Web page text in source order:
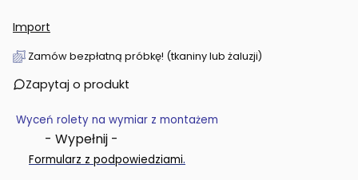
Import
Zamów bezpłatną próbkę! (tkaniny lub żaluzji)
Zapytaj o produkt
Wyceń rolety na wymiar z montażem
- Wypełnij -
Formularz z podpowiedziami.